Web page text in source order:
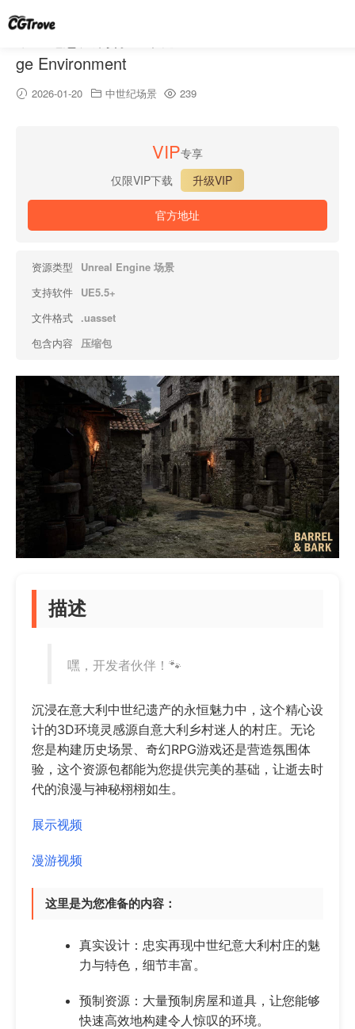
ge Environment
2026-01-20 中世纪场景 239
VIP专享
仅限VIP下载
升级VIP
官方地址
资源类型
Unreal Engine 场景
支持软件 UE5.5+
文件格式 .uasset
包含内容
压缩包
描述
嘿，开发者伙伴！🐾
沉浸在意大利中世纪遗产的永恒魅力中，这个精心设
计的3D环境灵感源自意大利乡村迷人的村庄。无论
您是构建历史场景、奇幻RPG游戏还是营造氛围体
验，这个资源包都能为您提供完美的基础，让逝去时
代的浪漫与神秘栩栩如生。
展示视频
漫游视频
这里是为您准备的内容：
真实设计：忠实再现中世纪意大利村庄的魅
力与特色，细节丰富。
预制资源：大量预制房屋和道具，让您能够
快速高效地构建令人惊叹的环境。